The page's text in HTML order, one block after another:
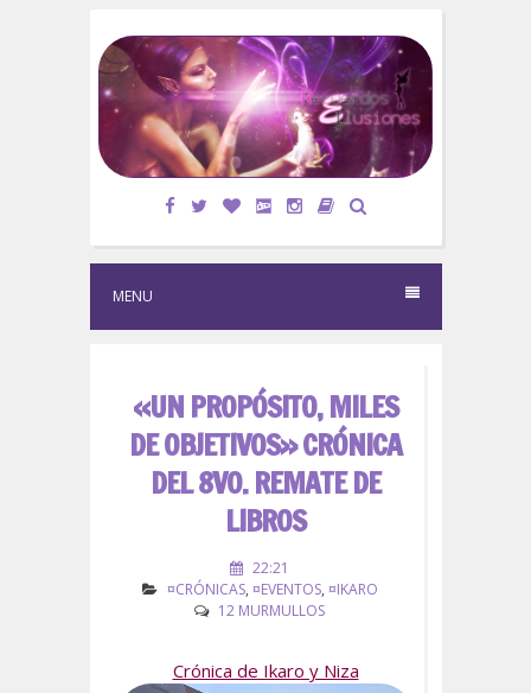
o
t
MENU
«UN PROPÓSITO, MILES
DE OBJETIVOS» CRÓNICA
DEL 8VO. REMATE DE
LIBROS
22:21
¤CRÓNICAS, ¤EVENTOS, ¤IKARO
12 MURMULLOS
Crónica de Ikaro y Niza